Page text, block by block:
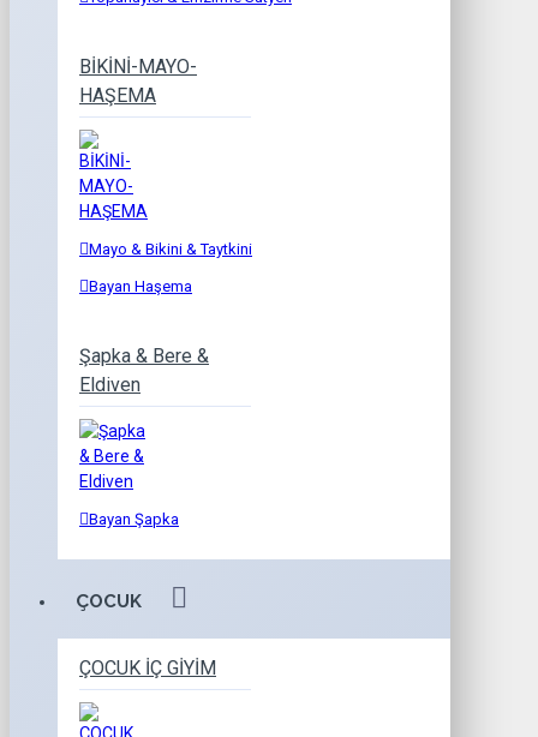
BİKİNİ-MAYO-
HAŞEMA
Mayo & Bikini & Taytkini
Bayan Haşema
Şapka & Bere &
Eldiven
Bayan Şapka
ÇOCUK
ÇOCUK İÇ GİYİM